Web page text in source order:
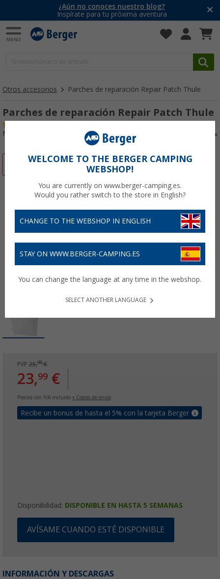
¿Aún no conoces nuestro blog?
Inspírate para tu próxima aventura
Otros accesorios Parches de reparación Repair Patch Thule
Parches de reparación Repair Patch Thule
Nº de artículo 107150
-4%
PVP 25,00€
23,99 €
Precios con IVA incluido + Costes de envío
Recibe un bonus de hasta el 5% con la tarjeta Berger
Disponibilidad: DISPONIBLE EN HASTA 5 SEMANAS
AVÍSAME CUANDO ESTÉ DISPONIBLE
INFORMACIÓN Y DESCARGAS
WELCOME TO THE BERGER CAMPING
WEBSHOP!
You are currently on www.berger-camping.es.
Would you rather switch to the store in English?
CHANGE TO THE WEBSHOP IN ENGLISH
STAY ON WWW.BERGER-CAMPING.ES
You can change the language at any time in the webshop.
SELECT ANOTHER LANGUAGE